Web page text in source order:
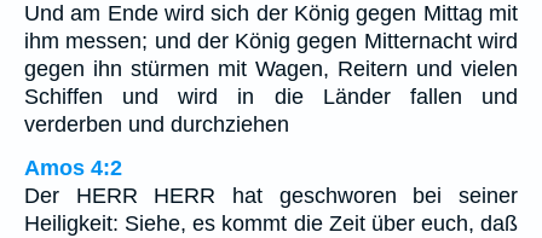
Und am Ende wird sich der König gegen Mittag mit
ihm messen; und der König gegen Mitternacht wird
gegen ihn stürmen mit Wagen, Reitern und vielen
Schiffen und wird in die Länder fallen und
verderben und durchziehen
Amos 4:2
Der HERR HERR hat geschworen bei seiner
Heiligkeit: Siehe, es kommt die Zeit über euch, daß